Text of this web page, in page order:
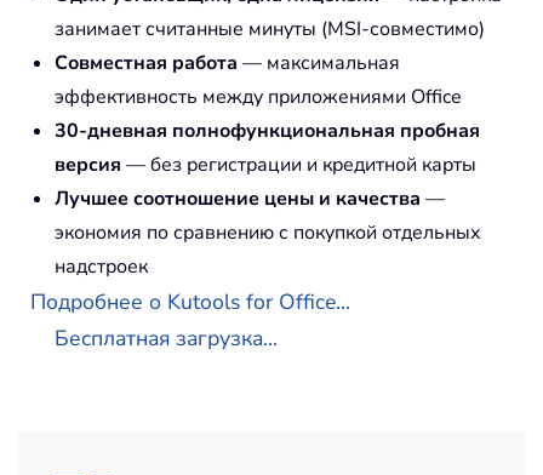
занимает считанные минуты (MSI-совместимо)
Совместная работа — максимальная
эффективность между приложениями Office
30-дневная полнофункциональная пробная
версия — без регистрации и кредитной карты
Лучшее соотношение цены и качества —
экономия по сравнению с покупкой отдельных
надстроек
Подробнее о Kutools for Office...
Бесплатная загрузка...